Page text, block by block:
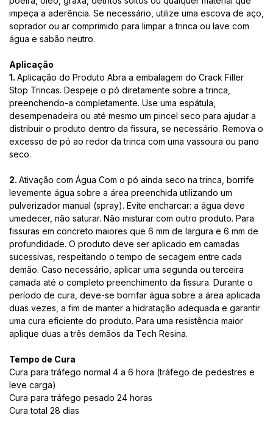
impeça a aderência. Se necessário, utilize uma escova de aço,
soprador ou ar comprimido para limpar a trinca ou lave com
água e sabão neutro.
Aplicação
1. Aplicação do Produto Abra a embalagem do Crack Filler
Stop Trincas. Despeje o pó diretamente sobre a trinca,
preenchendo-a completamente. Use uma espátula,
desempenadeira ou até mesmo um pincel seco para ajudar a
distribuir o produto dentro da fissura, se necessário. Remova o
excesso de pó ao redor da trinca com uma vassoura ou pano
seco.
2. Ativação com Água Com o pó ainda seco na trinca, borrife
levemente água sobre a área preenchida utilizando um
pulverizador manual (spray). Evite encharcar: a água deve
umedecer, não saturar. Não misturar com outro produto. Para
fissuras em concreto maiores que 6 mm de largura e 6 mm de
profundidade. O produto deve ser aplicado em camadas
sucessivas, respeitando o tempo de secagem entre cada
demão. Caso necessário, aplicar uma segunda ou terceira
camada até o completo preenchimento da fissura. Durante o
período de cura, deve-se borrifar água sobre a área aplicada
duas vezes, a fim de manter a hidratação adequada e garantir
uma cura eficiente do produto. Para uma resistência maior
aplique duas a três demãos da Tech Resina.
Tempo de Cura
Cura para tráfego normal 4 a 6 hora (tráfego de pedestres e
leve carga)
Cura para tráfego pesado 24 horas
Cura total 28 dias